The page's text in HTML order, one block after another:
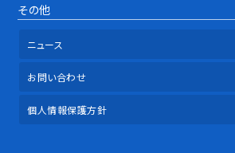
その他
ニュース
お問い合わせ
個人情報保護方針